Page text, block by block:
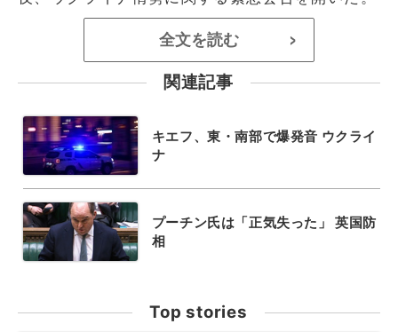
全文を読む >
関連記事
キエフ、東・南部で爆発音 ウクライ
ナ
プーチン氏は「正気失った」 英国防
相
Top stories